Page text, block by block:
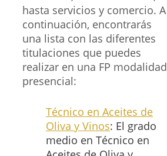
hasta servicios y comercio. A
continuación, encontrarás
una lista con las diferentes
titulaciones que puedes
realizar en una FP modalidad
presencial:
Técnico en Aceites de
Oliva y Vinos: El grado
medio en Técnico en